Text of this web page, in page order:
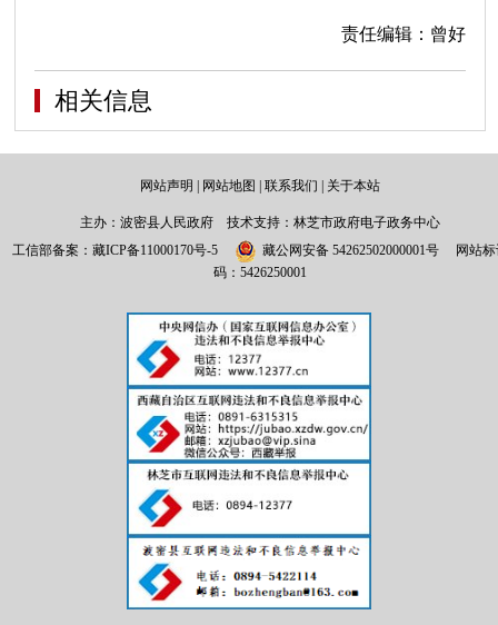
责任编辑：曾好
相关信息
网站声明 网站地图 联系我们 关于本站
主办：波密县人民政府 技术支持：林芝市政府电子政务中心
工信部备案： 藏ICP备11000170号-5 藏公网安备 54262502000001号
网站
码：5426250001